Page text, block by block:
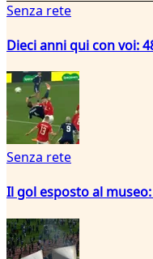
Senza rete
Dieci anni qui con voi:
Senza rete
Il gol esposto al